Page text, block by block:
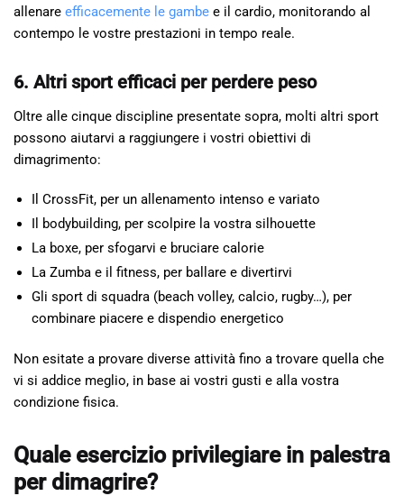
allenare efficacemente le gambe e il cardio, monitorando al
contempo le vostre prestazioni in tempo reale.
6. Altri sport efficaci per perdere peso
Oltre alle cinque discipline presentate sopra, molti altri sport
possono aiutarvi a raggiungere i vostri obiettivi di
dimagrimento:
Il CrossFit, per un allenamento intenso e variato
Il bodybuilding, per scolpire la vostra silhouette
La boxe, per sfogarvi e bruciare calorie
La Zumba e il fitness, per ballare e divertirvi
Gli sport di squadra (beach volley, calcio, rugby…), per
combinare piacere e dispendio energetico
Non esitate a provare diverse attività fino a trovare quella che
vi si addice meglio, in base ai vostri gusti e alla vostra
condizione fisica.
Quale esercizio privilegiare in palestra
per dimagrire?